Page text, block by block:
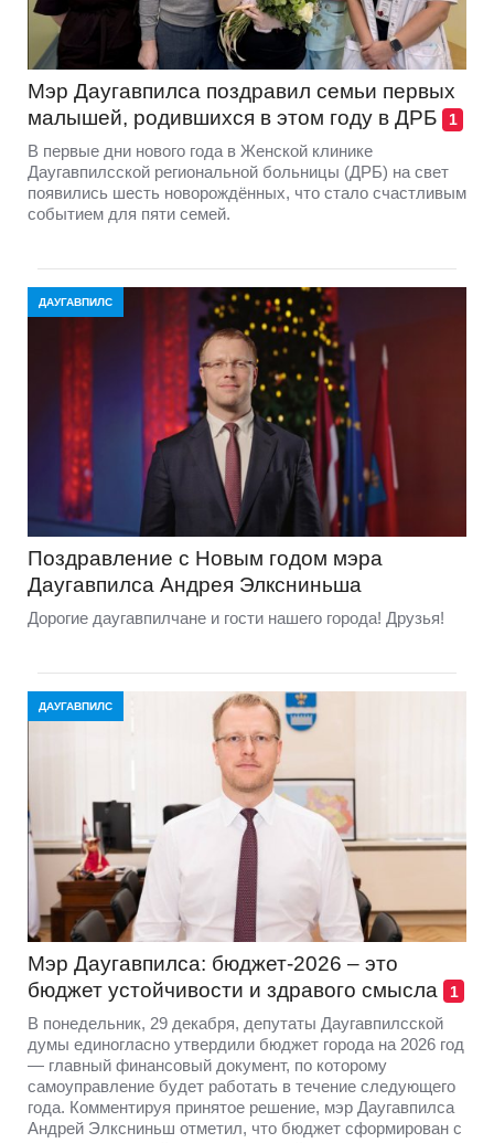
Мэр Даугавпилса поздравил семьи первых
малышей, родившихся в этом году в ДРБ
1
В первые дни нового года в Женской клинике
Даугавпилсской региональной больницы (ДРБ) на свет
появились шесть новорождённых, что стало счастливым
событием для пяти семей.
ДАУГАВПИЛС
Поздравление с Новым годом мэра
Даугавпилса Андрея Элксниньша
Дорогие даугавпилчане и гости нашего города! Друзья!
ДАУГАВПИЛС
Мэр Даугавпилса: бюджет-2026 – это
бюджет устойчивости и здравого смысла
1
В понедельник, 29 декабря, депутаты Даугавпилсской
думы единогласно утвердили бюджет города на 2026 год
— главный финансовый документ, по которому
самоуправление будет работать в течение следующего
года. Комментируя принятое решение, мэр Даугавпилса
Андрей Элксниньш отметил, что бюджет сформирован с